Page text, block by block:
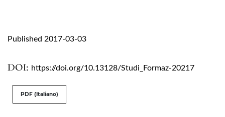
DOI: https://doi.org/10.13128/Studi_Formaz-20217
Published 2017-03-03
PDF (Italiano)